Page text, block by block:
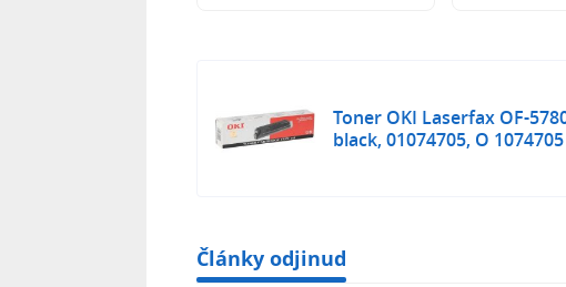
Toner OKI Laserfax OF-
black, 01074705, O 1074705
Články odjinud